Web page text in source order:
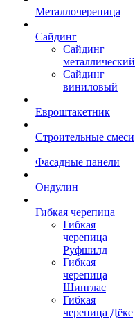
Металлочерепица
Сайдинг
Сайдинг
металлический
Сайдинг
виниловый
Евроштакетник
Строительные смеси
Фасадные панели
Ондулин
Гибкая черепица
Гибкая
черепица
Руфшилд
Гибкая
черепица
Шинглас
Гибкая
черепица Дёке